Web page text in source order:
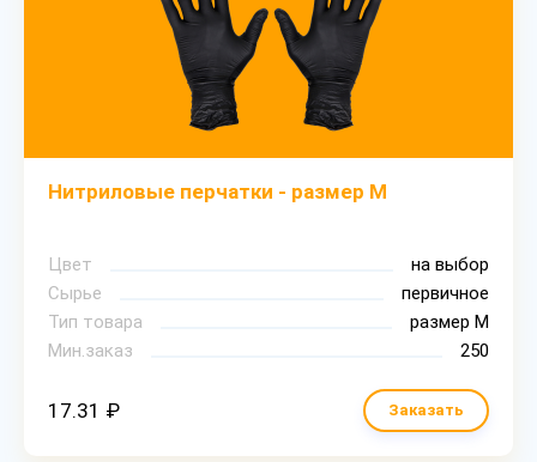
Нитриловые перчатки - размер M
Цвет
на выбор
Сырье
первичное
Тип товара
размер М
Мин.заказ
250
17.31 ₽ Заказать